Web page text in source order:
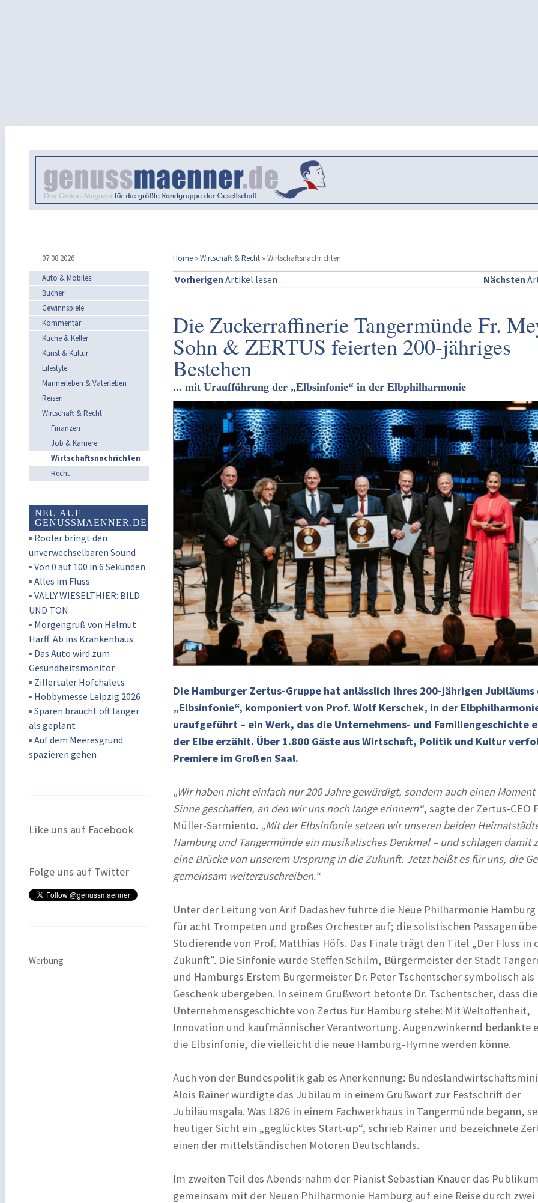
07.08.2026 Home » Wirtschaft & Recht » Wirtschaftsnachrichten
Auto & Mobiles
Bücher
Gewinnspiele
Kommentar
Küche & Keller
Kunst & Kultur
Lifestyle
Männerleben & Vaterleben
Reisen
Wirtschaft & Recht
Finanzen
Job & Karriere
Wirtschaftsnachrichten
Recht
NEU AUF
GENUSSMAENNER.DE
▪ Rooler bringt den
unverwechselbaren Sound
▪ Von 0 auf 100 in 6 Sekunden
▪ Alles im Fluss
▪ VALLY WIESELTHIER: BILD
UND TON
▪ Morgengruß von Helmut
Harff: Ab ins Krankenhaus
▪ Das Auto wird zum
Gesundheitsmonitor
▪ Zillertaler Hofchalets
▪ Hobbymesse Leipzig 2026
▪ Sparen braucht oft länger
als geplant
▪ Auf dem Meeresgrund
spazieren gehen
Like uns auf Facebook
Folge uns auf Twitter
Werbung
Vorherigen Artikel lesen Nächsten
Die Zuckerraffinerie Tangermünde Fr.
Sohn & ZERTUS feierten 200-jähriges
Bestehen
... mit Uraufführung der „Elbsinfonie“ in der Elbphilharmonie
Die Hamburger Zertus-Gruppe hat anlässlich ihres 200-jährigen Jubiläums
„Elbsinfonie“, komponiert von Prof. Wolf Kerschek, in der
uraufgeführt – ein Werk, das die Unternehmens- und Familiengeschichte
der Elbe erzählt. Über 1.800 Gäste aus Wirtschaft, Politik und Kultur
Premiere im Großen Saal.
„Wir haben nicht einfach nur 200 Jahre gewürdigt, sondern auch einen
Sinne geschaffen, an den wir uns noch lange erinnern“, sagte der Zertus-CEO
Müller-Sarmiento. „Mit der Elbsinfonie setzen wir unseren beiden
Hamburg und Tangermünde ein musikalisches Denkmal – und schlagen damit
eine Brücke von unserem Ursprung in die Zukunft. Jetzt heißt es für uns, die
gemeinsam weiterzuschreiben.“
Unter der Leitung von Arif Dadashev führte die Neue Philharmonie Hamburg
für acht Trompeten und großes Orchester auf; die solistischen Passagen
Studierende von Prof. Matthias Höfs. Das Finale trägt den Titel „Der Fluss in
Zukunft”. Die Sinfonie wurde Steffen Schilm, Bürgermeister der Stadt
und Hamburgs Erstem Bürgermeister Dr. Peter Tschentscher symbolisch als
Geschenk übergeben. In seinem Grußwort betonte Dr. Tschentscher, dass die
Unternehmensgeschichte von Zertus für Hamburg stehe: Mit Weltoffenheit,
Innovation und kaufmännischer Verantwortung. Augenzwinkernd bedankte
die Elbsinfonie, die vielleicht die neue Hamburg-Hymne werden könne.
Auch von der Bundespolitik gab es Anerkennung:
Alois Rainer würdigte das Jubiläum in einem Grußwort zur Festschrift der
Jubiläumsgala. Was 1826 in einem Fachwerkhaus in Tangermünde begann,
heutiger Sicht ein „geglücktes Start-up“, schrieb Rainer und bezeichnete
einen der mittelständischen Motoren Deutschlands.
Im zweiten Teil des Abends nahm der Pianist Sebastian Knauer das Publikum
gemeinsam mit der Neuen Philharmonie Hamburg auf eine Reise durch zwei